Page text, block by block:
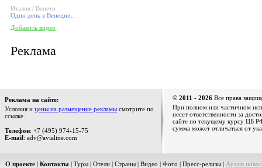
Италия / Венето
Один день в Венеции..
Добавить видео
Реклама
Реклама на сайте:
Условия и цены на размещение рекламы смотрите по
ссылке.
Телефон: +7 (495) 974-15-75
E-mail: adv@avialine.com
© 2011 - 2026 Все права
При полном или частичном
несет ответственности за
сайте по текущему курсу ЦБ
сумма может отличаться от
О проекте | Контакты | Туры | Отели | Страны | Видео | Фото | Пресс-релизы | Архив